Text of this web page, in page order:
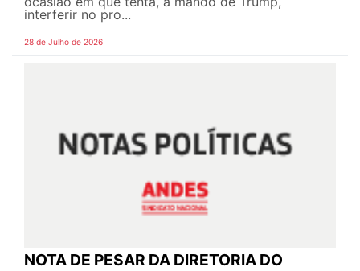
interferir no pro...
28 de Julho de 2026
NOTA DE PESAR DA DIRETORIA DO